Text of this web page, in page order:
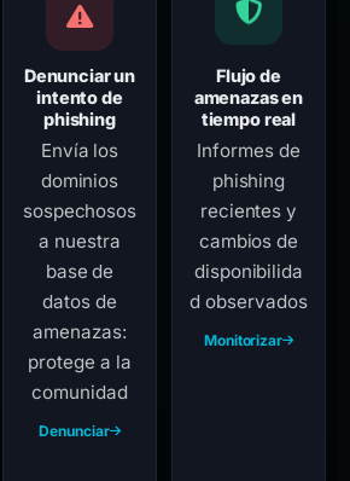
Denunciar un
intento de
phishing
Envía los
dominios
sospechosos
a nuestra
base de
datos de
amenazas:
protege a la
comunidad
Denunciar
Flujo de
amenazas en
tiempo real
Informes de
phishing
recientes y
cambios de
disponibilida
d observados
Monitorizar